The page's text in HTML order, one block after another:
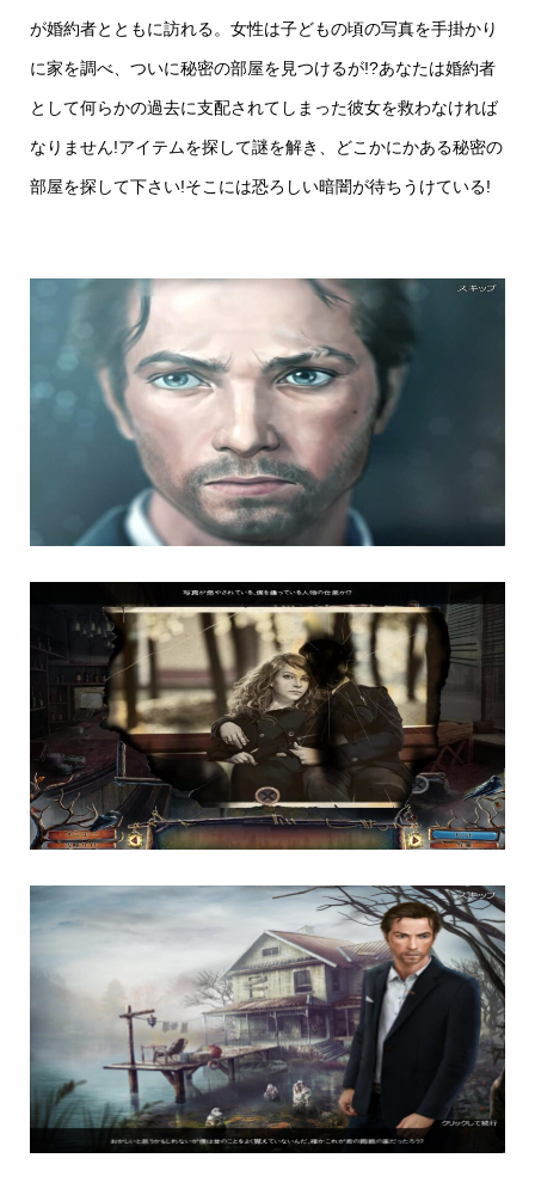
が婚約者とともに訪れる。女性は子どもの頃の写真を手掛かり
に家を調べ、ついに秘密の部屋を見つけるが!?あなたは婚約者
として何らかの過去に支配されてしまった彼女を救わなければ
なりません!アイテムを探して謎を解き、どこかにかある秘密の
部屋を探して下さい!そこには恐ろしい暗闇が待ちうけている!